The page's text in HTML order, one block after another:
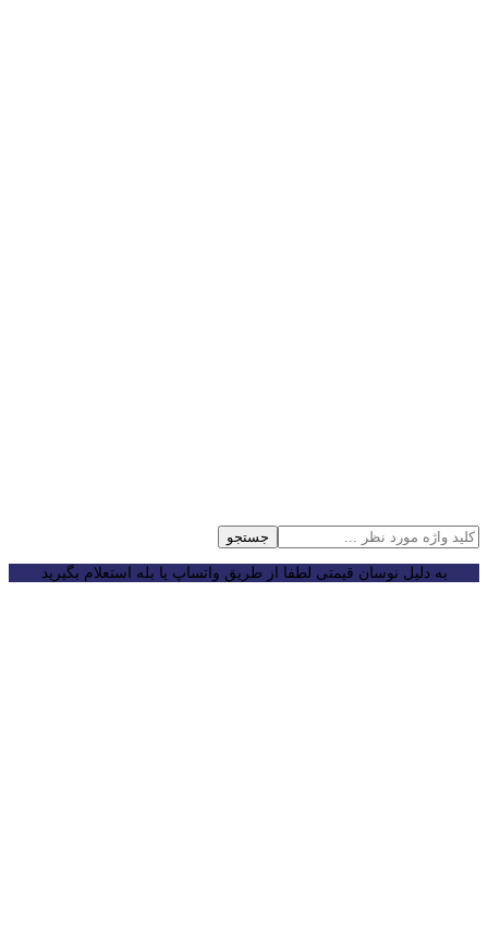
جستجو
به دلیل نوسان قیمتی لطفا از طریق واتساپ یا بله استعلام بگیرید